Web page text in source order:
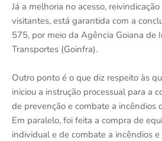
Já a melhoria no acesso,
visitantes, está garantida com a
575, por meio da Agência Goiana de
Transportes (Goinfra).
Outro ponto é o que diz respeito às
iniciou a instrução processual para a
de prevenção e combate a incêndios
Em paralelo, foi feita a compra de
individual e de combate a incêndios